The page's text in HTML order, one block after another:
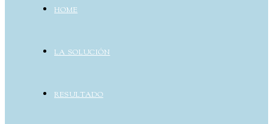
HOME
LA SOLUCIÓN
RESULTADO